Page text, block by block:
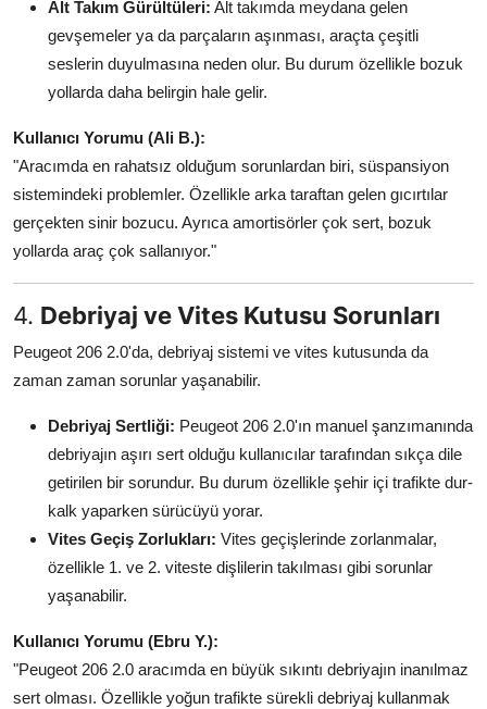
Alt Takım Gürültüleri: Alt takımda meydana gelen
gevşemeler ya da parçaların aşınması, araçta çeşitli
seslerin duyulmasına neden olur. Bu durum özellikle bozuk
yollarda daha belirgin hale gelir.
Kullanıcı Yorumu (Ali B.):
"Aracımda en rahatsız olduğum sorunlardan biri, süspansiyon
sistemindeki problemler. Özellikle arka taraftan gelen gıcırtılar
gerçekten sinir bozucu. Ayrıca amortisörler çok sert, bozuk
yollarda araç çok sallanıyor."
4. Debriyaj ve Vites Kutusu Sorunları
Peugeot 206 2.0'da, debriyaj sistemi ve vites kutusunda da
zaman zaman sorunlar yaşanabilir.
Debriyaj Sertliği: Peugeot 206 2.0'ın manuel şanzımanında
debriyajın aşırı sert olduğu kullanıcılar tarafından sıkça dile
getirilen bir sorundur. Bu durum özellikle şehir içi trafikte dur-
kalk yaparken sürücüyü yorar.
Vites Geçiş Zorlukları: Vites geçişlerinde zorlanmalar,
özellikle 1. ve 2. viteste dişlilerin takılması gibi sorunlar
yaşanabilir.
Kullanıcı Yorumu (Ebru Y.):
"Peugeot 206 2.0 aracımda en büyük sıkıntı debriyajın inanılmaz
sert olması. Özellikle yoğun trafikte sürekli debriyaj kullanmak